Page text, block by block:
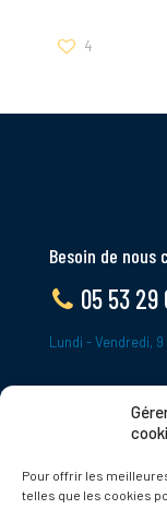
Pour offrir les
telles que les cookies
4
Besoin de nous
05 53 29
Lundi - Vendredi, 9
24620 Tamniès